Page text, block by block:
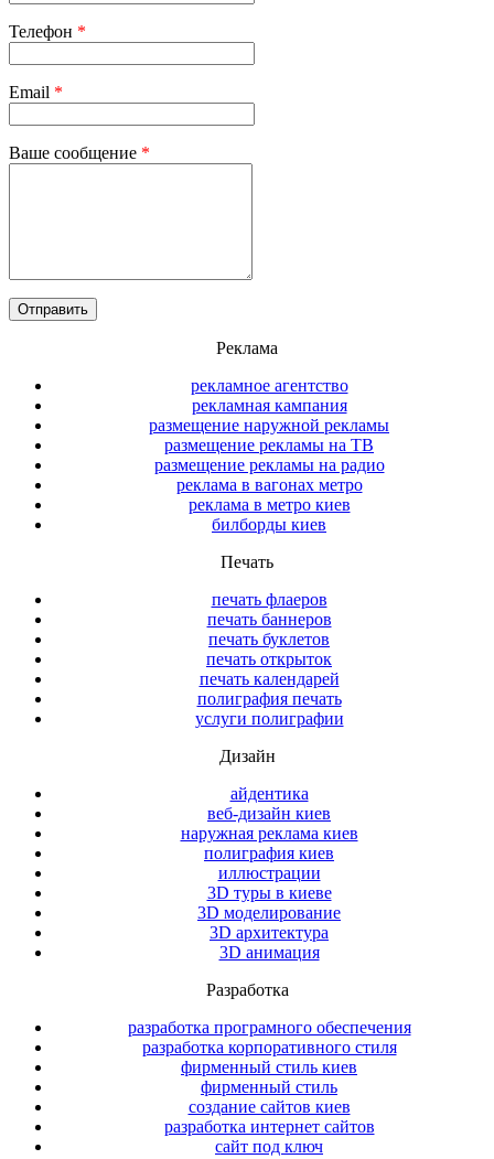
Телефон *
Email *
Ваше сообщение *
Реклама
рекламное агентство
рекламная кампания
размещение наружной рекламы
размещение рекламы на ТВ
размещение рекламы на радио
реклама в вагонах метро
реклама в метро киев
билборды киев
Печать
печать флаеров
печать баннеров
печать буклетов
печать открыток
печать календарей
полиграфия печать
услуги полиграфии
Дизайн
айдентика
веб-дизайн киев
наружная реклама киев
полиграфия киев
иллюстрации
3D туры в киеве
3D моделирование
3D архитектура
3D анимация
Разработка
разработка програмного обеспечения
разработка корпоративного стиля
фирменный стиль киев
фирменный стиль
создание сайтов киев
разработка интернет сайтов
сайт под ключ